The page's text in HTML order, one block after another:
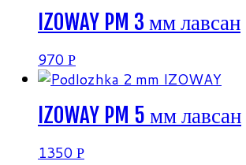
IZOWAY PM 3 мм лавсан
970 Р
IZOWAY PM 5 мм лавсан
1350 Р